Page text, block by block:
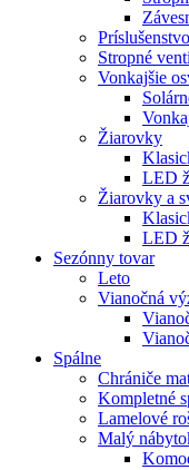
Stropné
Vonkajšie
Žiarovky
LED
Žiarovky a
LED
Sezónny tovar
Leto
Vianočná
Spálne
Chrániče
Kompletné
Lamelové
Malý